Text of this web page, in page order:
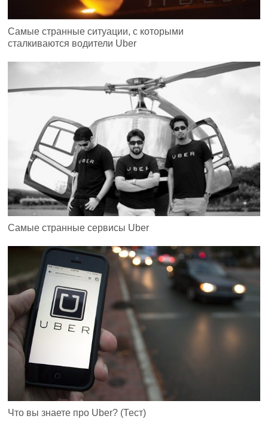
Самые странные ситуации, с которыми
сталкиваются водители Uber
Самые странные сервисы Uber
Что вы знаете про Uber? (Тест)